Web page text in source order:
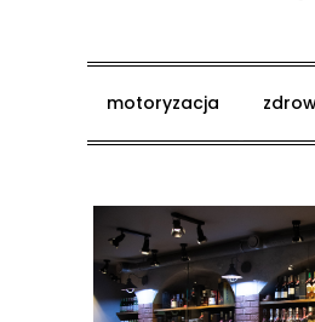
motoryzacja